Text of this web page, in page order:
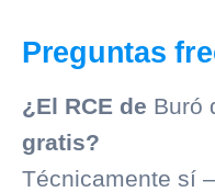
Preguntas
¿El RCE de Buró
gratis?
Técnicamente sí